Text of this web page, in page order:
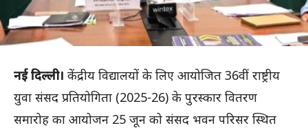
नई दिल्ली। केंद्रीय विद्यालयों के लिए आयोजित 36वीं राष्ट्रीय
युवा संसद प्रतियोगिता (2025-26) के पुरस्कार वितरण
समारोह का आयोजन 25 जून को संसद भवन परिसर स्थित